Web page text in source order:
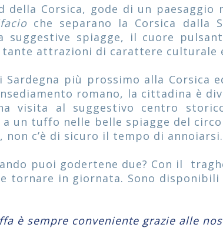
della Corsica, gode di un paesaggio
che separano la Corsica dalla
suggestive spiagge, il cuore
attrazioni di carattere culturale
più prossimo alla Corsica
romano, la cittadina è
visita al suggestivo centro
un tuffo nelle belle spiagge del
c’è di sicuro il tempo di annoiarsi.
puoi godertene due? Con il
tornare in giornata. Sono
è sempre conveniente grazie alle